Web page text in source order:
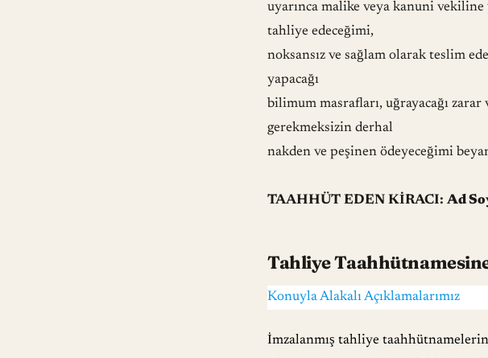
uyarınca malike veya kanuni
tahliye edeceğimi,
noksansız ve sağlam olarak teslim
yapacağı
bilimum masrafları, uğrayacağı
gerekmeksizin derhal
nakden ve peşinen ödeyeceğimi
TAAHHÜT EDEN KİRACI: Ad
Tahliye
Konuyla Alakalı Açıklamalarımız
İmzalanmış tahliye